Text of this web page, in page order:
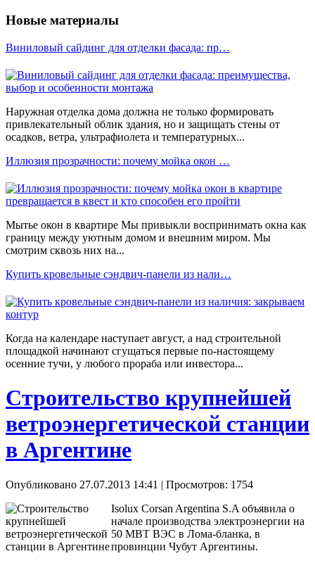
Новые материалы
Виниловый сайдинг для отделки фасада: пр…
Наружная отделка дома должна не только формировать
привлекательный облик здания, но и защищать стены от
осадков, ветра, ультрафиолета и температурных...
Иллюзия прозрачности: почему мойка окон …
Мытье окон в квартире Мы привыкли воспринимать окна как
границу между уютным домом и внешним миром. Мы
смотрим сквозь них на...
Купить кровельные сэндвич-панели из нали…
Когда на календаре наступает август, а над строительной
площадкой начинают сгущаться первые по-настоящему
осенние тучи, у любого прораба или инвестора...
Строительство крупнейшей
ветроэнергетической станции
в Аргентине
Опубликовано 27.07.2013 14:41 | Просмотров: 1754
Isolux Corsan Argentina S.A объявила о
начале производства электроэнергии на
50 МВТ ВЭС в Лома-бланка, в
провинции Чубут Аргентины.